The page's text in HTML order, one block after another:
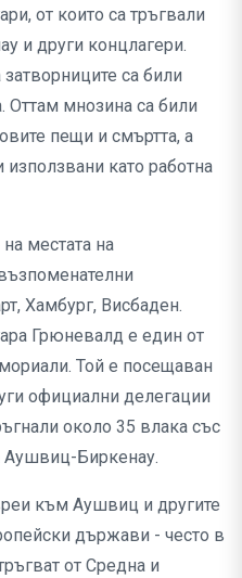
от които са тръгвали
и други концлагери.
са били
Оттам мнозина са били
пещи и смъртта, а
като работна
местата на
Хамбург, Висбаден.
Грюневалд е един от
Той е посещаван
официални делегации
около 35 влака със
Аушвиц-Биркенау.
към Аушвиц и другите
държави - често в
от Средна и